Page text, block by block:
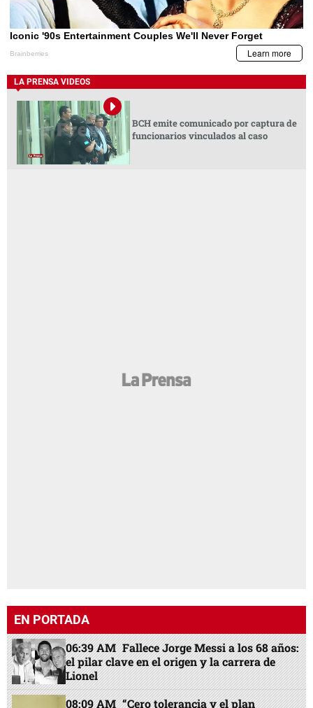
LA PRENSA VIDEOS
BCH emite comunicado por captura de
funcionarios vinculados al caso
EN PORTADA
06:39 AM Fallece Jorge Messi a los 68 años:
el pilar clave en el origen y la carrera de
Lionel
08:09 AM “Cero tolerancia y el plan